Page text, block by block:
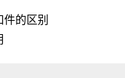
的区别